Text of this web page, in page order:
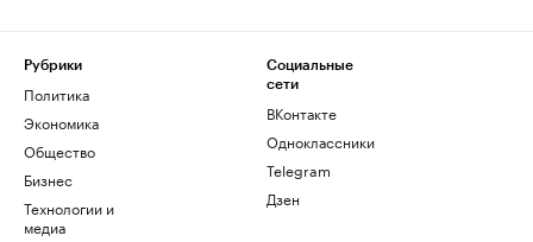
Рубрики
Политика
Экономика
Общество
Бизнес
Технологии и
медиа
Социальные
сети
ВКонтакте
Одноклассники
Telegram
Дзен